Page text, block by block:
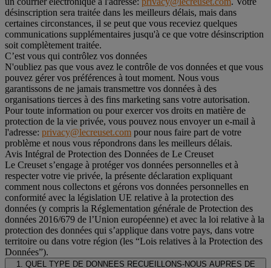
désinscription sera traitée dans les meilleurs délais, mais dans
certaines circonstances, il se peut que vous receviez quelques
communications supplémentaires jusqu'à ce que votre désinscription
soit complètement traitée.
C’est vous qui contrôlez vos données
N'oubliez pas que vous avez le contrôle de vos données et que vous
pouvez gérer vos préférences à tout moment. Nous vous
garantissons de ne jamais transmettre vos données à des
organisations tierces à des fins marketing sans votre autorisation.
Pour toute information ou pour exercer vos droits en matière de
protection de la vie privée, vous pouvez nous envoyer un e-mail à
l'adresse: privacy@lecreuset.com pour nous faire part de votre
problème et nous vous répondrons dans les meilleurs délais.
Avis Intégral de Protection des Données de Le Creuset
Le Creuset s’engage à protéger vos données personnelles et à
respecter votre vie privée, la présente déclaration expliquant
comment nous collectons et gérons vos données personnelles en
conformité avec la législation UE relative à la protection des
données (y compris la Réglementation générale de Protection des
données 2016/679 de l’Union européenne) et avec la loi relative à la
protection des données qui s’applique dans votre pays, dans votre
territoire ou dans votre région (les “Lois relatives à la Protection des
Données”).
1. QUEL TYPE DE DONNEES RECUEILLONS-NOUS AUPRES DE